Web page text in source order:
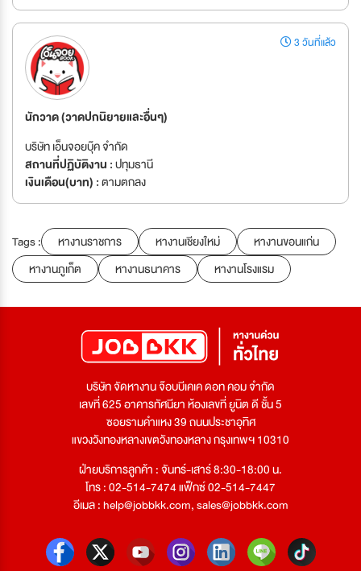
3 วันที่แล้ว
นักวาด (วาดปกนิยายและอื่นๆ)
บริษัท เอ็นจอยบุ๊ค จำกัด
สถานที่ปฏิบัติงาน :ปทุมธานี
เงินเดือน(บาท) :ตามตกลง
Tags : หางานราชการ หางานเชียงใหม่
หางานขอนแก่น
หางานภูเก็ต
หางานธนาคาร หางานโรงแรม
บริษัท จัดหางาน จ๊อบบีเคเค ดอท คอม จำกัด
เลขที่ 625 อาคารทัศนียา ห้องเลขที่ ยูนิต ดี ชั้น 5
ซอยรามคำแหง 39 ถนนประชาอุทิศ
แขวงวังทองหลางเขตวังทองหลาง กรุงเทพฯ 10310
ฝ่ายบริการลูกค้า : จันทร์-เสาร์ 8:30-18:00 น.
โทร : 02-514-7474 แฟ็กซ์ 02-514-7447
อีเมล :help@jobbkk.com,sales@jobbkk.com